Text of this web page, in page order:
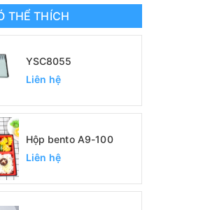
THỂ THÍCH
YSC8055
Liên hệ
Hộp bento A9-100
Liên hệ